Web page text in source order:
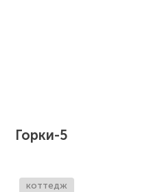
Горки-5
коттедж